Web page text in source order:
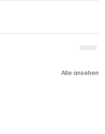
Alle ansehen